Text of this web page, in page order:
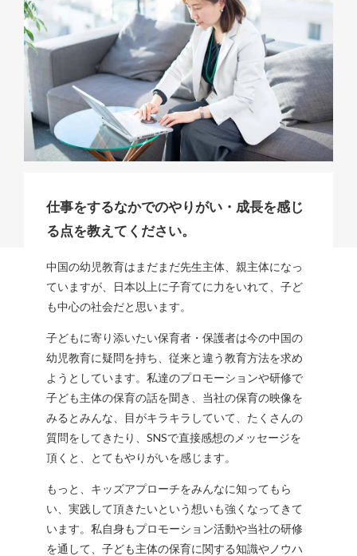
仕事をするなかでのやりがい・成長を感じ
る点を教えてください。
中国の幼児教育はまだまだ先生主体、親主体になっ
ていますが、日本以上に子育てに力をいれて、子ど
も中心の社会だと思います。
子どもに寄り添いたい保育者・保護者は今の中国の
幼児教育に疑問を持ち、従来と違う教育方法を求め
ようとしています。私達のプロモーションや研修で
子ども主体の保育の話を聞き、当社の保育の映像を
みるとみんな、目がキラキラしていて、たくさんの
質問をしてきたり、SNSで直接感想のメッセージを
頂くと、とてもやりがいを感じます。
もっと、キッズアプローチをみんなに知ってもら
い、実践して頂きたいという想いも強くなってきて
います。私自身もプロモーション活動や当社の研修
を通して、子ども主体の保育に関する知識やノウハ